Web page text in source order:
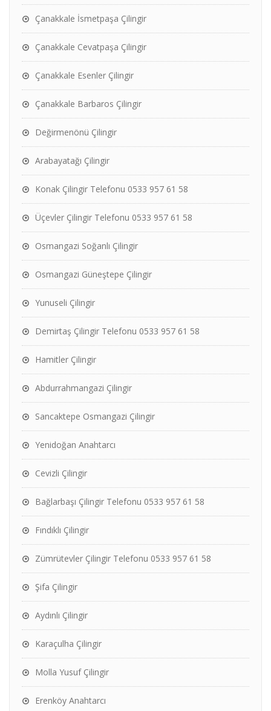
Çanakkale İsmetpaşa Çilingir
Çanakkale Cevatpaşa Çilingir
Çanakkale Esenler Çilingir
Çanakkale Barbaros Çilingir
Değirmenönü Çilingir
Arabayatağı Çilingir
Konak Çilingir Telefonu 0533 957 61 58
Üçevler Çilingir Telefonu 0533 957 61 58
Osmangazi Soğanlı Çilingir
Osmangazi Güneştepe Çilingir
Yunuseli Çilingir
Demirtaş Çilingir Telefonu 0533 957 61 58
Hamitler Çilingir
Abdurrahmangazi Çilingir
Sancaktepe Osmangazi Çilingir
Yenidoğan Anahtarcı
Cevizli Çilingir
Bağlarbaşı Çilingir Telefonu 0533 957 61 58
Fındıklı Çilingir
Zümrütevler Çilingir Telefonu 0533 957 61 58
Şifa Çilingir
Aydınlı Çilingir
Karaçulha Çilingir
Molla Yusuf Çilingir
Erenköy Anahtarcı